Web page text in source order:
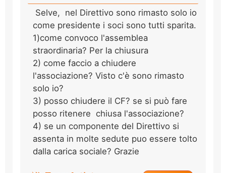
Selve, nel Direttivo sono rimasto solo io
come presidente i soci sono tutti sparita.
1)come convoco l'assemblea
straordinaria? Per la chiusura
2) come faccio a chiudere
l'associazione? Visto c'è sono rimasto
solo io?
3) posso chiudere il CF? se si può fare
posso ritenere chiusa l'associazione?
4) se un componente del Direttivo si
assenta in molte sedute puo essere tolto
dalla carica sociale? Grazie